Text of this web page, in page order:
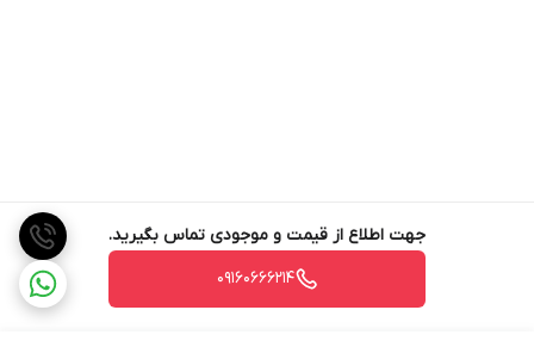
جهت اطلاع از قیمت و موجودی تماس بگیرید.
09160666214